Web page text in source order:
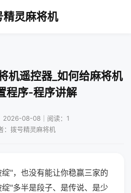
精灵麻将机
机遥控器_如何给麻将机
程序-程序讲解
2026-08-08｜阅读：1
：拨号精灵麻将机
"，也没有能让你稳赢三家的
"多半是段子、是传说、是少